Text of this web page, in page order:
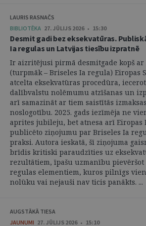
LAURIS RASNAČS
BIBLIOTĒKA 27. JŪLIJS 2026 • 15:30
Desmit gadi bez eksekvatūras.
Ia regulas un Latvijas tiesību izpratnē
Ir aizritējusi pirmā desmitgade kopš ar
(turpmāk – Briseles Ia regula) Eiropas
atcelta eksekvatūras procedūra,
dalībvalstu nolēmumu atzīšanas un
arī samazināt ar tiem saistītās
noslogotību. 2025. gads iezīmēja ne
aprites jubileju, bet atnesa arī Eiropas
publicēto ziņojumu par Briseles Ia
praksi. Autora ieskatā, šī ziņojuma
brīdis kritiski paraudzīties uz
rezultātiem, īpašu uzmanību pievēršot
regulas elementiem, kuros pilnīgs
nolūku vai nejauši nav ticis panākts. ...
AUGSTĀKĀ TIESA
JAUNUMI 27. JŪLIJS 2026 • 15:10